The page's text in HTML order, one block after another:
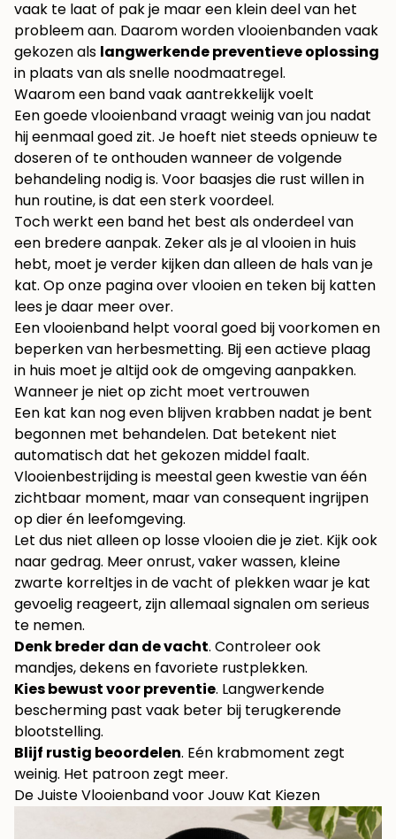
vaak te laat of pak je maar een klein deel van het
probleem aan. Daarom worden vlooienbanden vaak
gekozen als langwerkende preventieve oplossing
in plaats van als snelle noodmaatregel.
Waarom een band vaak aantrekkelijk voelt
Een goede vlooienband vraagt weinig van jou nadat
hij eenmaal goed zit. Je hoeft niet steeds opnieuw te
doseren of te onthouden wanneer de volgende
behandeling nodig is. Voor baasjes die rust willen in
hun routine, is dat een sterk voordeel.
Toch werkt een band het best als onderdeel van
een bredere aanpak. Zeker als je al vlooien in huis
hebt, moet je verder kijken dan alleen de hals van je
kat. Op onze pagina overvlooien en teken bij katten
lees je daar meer over.
Een vlooienband helpt vooral goed bij voorkomen en
beperken van herbesmetting. Bij een actieve plaag
in huis moet je altijd ook de omgeving aanpakken.
Wanneer je niet op zicht moet vertrouwen
Een kat kan nog even blijven krabben nadat je bent
begonnen met behandelen. Dat betekent niet
automatisch dat het gekozen middel faalt.
Vlooienbestrijding is meestal geen kwestie van één
zichtbaar moment, maar van consequent ingrijpen
op dier én leefomgeving.
Let dus niet alleen op losse vlooien die je ziet. Kijk ook
naar gedrag. Meer onrust, vaker wassen, kleine
zwarte korreltjes in de vacht of plekken waar je kat
gevoelig reageert, zijn allemaal signalen om serieus
te nemen.
Denk breder dan de vacht. Controleer ook
mandjes, dekens en favoriete rustplekken.
Kies bewust voor preventie. Langwerkende
bescherming past vaak beter bij terugkerende
blootstelling.
Blijf rustig beoordelen. Eén krabmoment zegt
weinig. Het patroon zegt meer.
De Juiste Vlooienband voor Jouw Kat Kiezen